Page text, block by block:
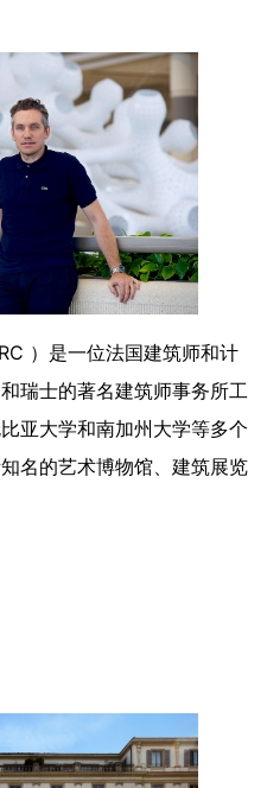
）是一位法国建筑师和计
瑞士的著名建筑师事务所工
亚大学和南加州大学等多个
名的艺术博物馆、建筑展览